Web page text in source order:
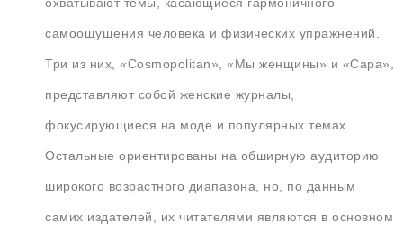
самоощущения человека и физических упражнений.
Три из них, «Cosmopolitan», «Мы женщины» и «Сара»,
представляют собой женские журналы,
фокусирующиеся на моде и популярных темах.
Остальные ориентированы на обширную аудиторию
широкого возрастного диапазона, но, по данным
самих издателей, их читателями являются в основном